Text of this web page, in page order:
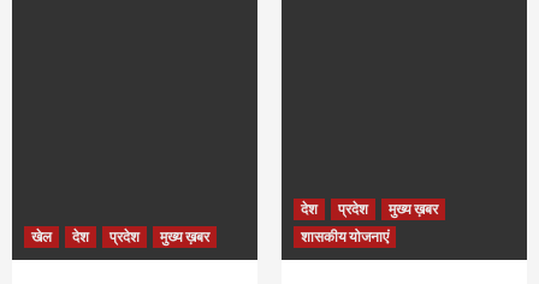
खेल देश प्रदेश मुख्य ख़बर
देश प्रदेश
मुख्य ख़बर
शासकीय योजनाएं